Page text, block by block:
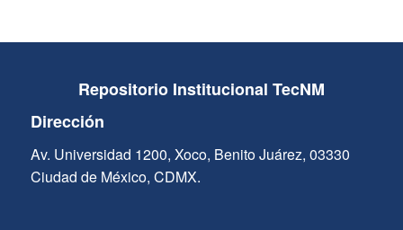
Repositorio Institucional TecNM
Dirección
Av. Universidad 1200, Xoco, Benito Juárez, 03330
Ciudad de México, CDMX.